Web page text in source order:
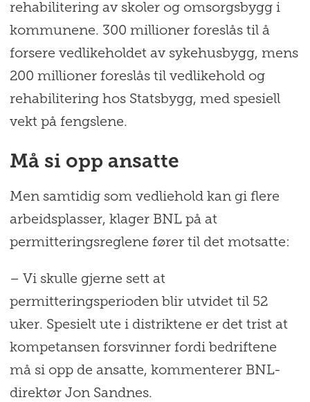
rehabilitering av skoler og omsorgsbygg i
kommunene. 300 millioner foreslås til å
forsere vedlikeholdet av sykehusbygg, mens
200 millioner foreslås til vedlikehold og
rehabilitering hos Statsbygg, med spesiell
vekt på fengslene.
Må si opp ansatte
Men samtidig som vedliehold kan gi flere
arbeidsplasser, klager BNL på at
permitteringsreglene fører til det motsatte:
– Vi skulle gjerne sett at
permitteringsperioden blir utvidet til 52
uker. Spesielt ute i distriktene er det trist at
kompetansen forsvinner fordi bedriftene
må si opp de ansatte, kommenterer BNL-
direktør Jon Sandnes.